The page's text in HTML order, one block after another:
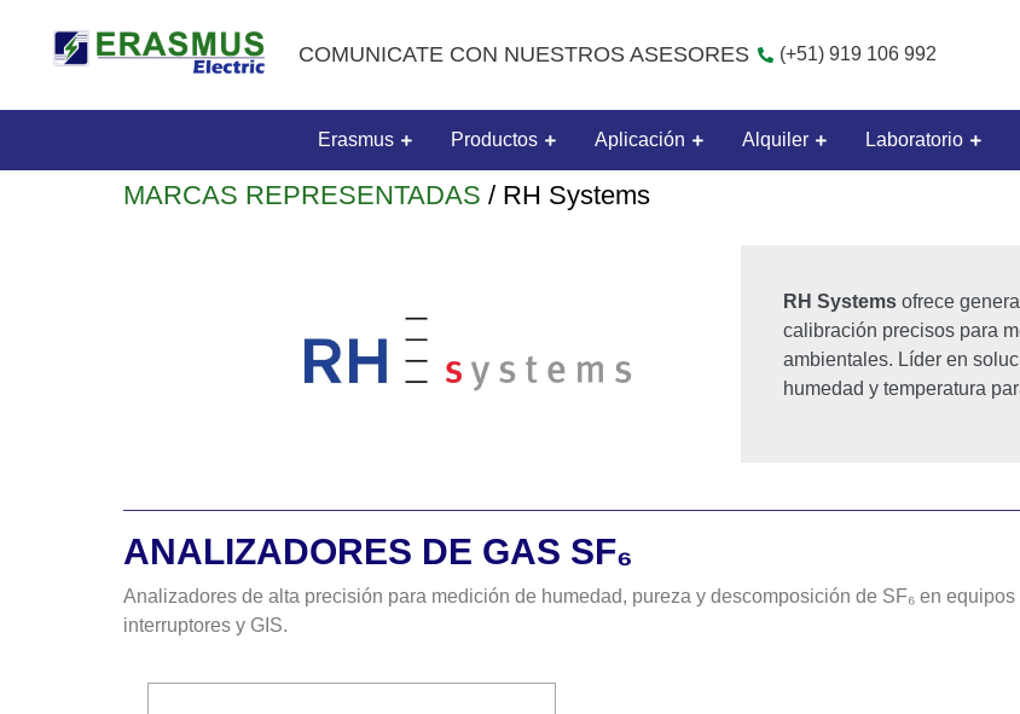
COMUNICATE CON NUESTROS ASESORES (+51) 919 106 992
Erasmus Productos Aplicación Alquiler Laboratorio
MARCAS REPRESENTADAS / RH Systems
RH Systems ofrece
calibración precisos para
ambientales. Líder en
humedad y temperatura
ANALIZADORES DE GAS SF₆
Analizadores de alta precisión para medición de humedad, pureza y descomposición de SF₆ en
interruptores y GIS.